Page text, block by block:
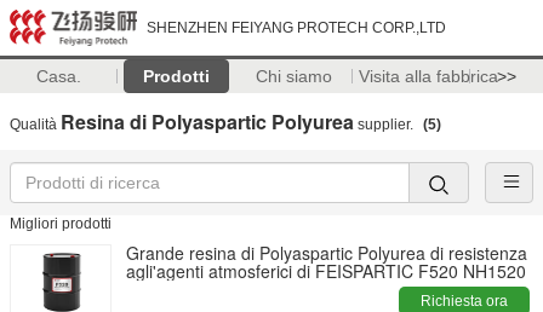
SHENZHEN FEIYANG PROTECH CORP.,LTD
Casa. Prodotti Chi siamo Visita alla fabbrica>>
Qualità Resina di Polyaspartic Polyurea supplier. (5)
Migliori prodotti
Grande resina di Polyaspartic Polyurea di resistenza
agli'agenti atmosferici di FEISPARTIC F520 NH1520
Richiesta ora